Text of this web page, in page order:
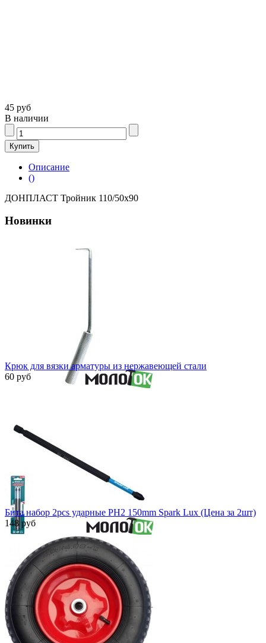
45 руб
В наличии
Описание
()
ДОНПЛАСТ Тройник 110/50х90
Новинки
Крюк для вязки арматуры из нержавеющей стали
60 руб
Быстрый просмотр
Бита набор 2pcs ударные PH2 150mm Spark Lux (Цена за 2шт)
148 руб